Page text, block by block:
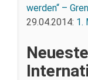
werden“ –
29.04.2014: 1.